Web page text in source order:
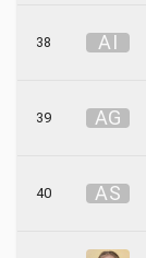
38 AI
39 AG
40 AS